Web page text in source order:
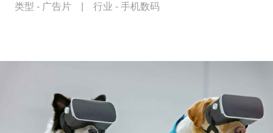
类型 - 广告片 行业 - 手机数码